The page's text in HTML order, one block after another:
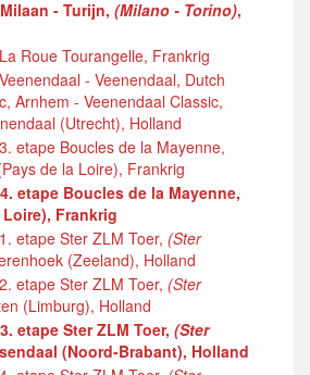
- Turijn, (Milano - Torino),
Roue Tourangelle, Frankrig
- Veenendaal, Dutch
Arnhem - Veenendaal Classic,
(Utrecht), Holland
etape Boucles de la Mayenne,
de la Loire), Frankrig
etape Boucles de la Mayenne,
Frankrig
etape Ster ZLM Toer, (Ster
(Zeeland), Holland
etape Ster ZLM Toer, (Ster
(Limburg), Holland
etape Ster ZLM Toer, (Ster
(Noord-Brabant), Holland